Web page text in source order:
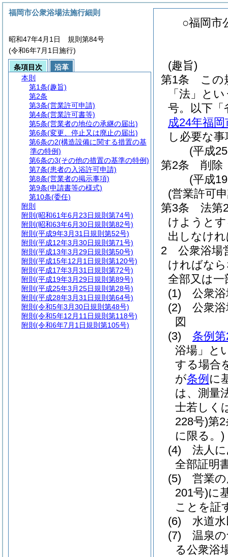
○福岡市
(趣旨)
第1条
この
「法」と
号。以下「
成24年福
し必要な
(平成
第2条
削除
(平成
(営業許可
第3条
法第
けようと
出しなけ
2
公衆浴場
ければな
全部又は
(1)
公衆
(2)
公衆
図
(3)
条例
浴場」と
する場合
が条例 に
は、測量
士若しく
228号)第
に限る。)
(4)
法人
全部証明
(5)
営業
201号)に
ことを証
(6)
水道
(7)
温泉
る公衆浴
福岡市公衆浴場法施行細則
昭和47年4月1日 規則第84号
(令和6年7月1日施行)
条項目次
沿革
本則
第1条(趣旨)
第2条
第3条(営業許可申請)
第4条(営業許可書等)
第5条(営業者の地位の承継の届出)
第6条(変更、停止又は廃止の届出)
第6条の2(構造設備に関する措置の基
準の特例)
第6条の3(その他の措置の基準の特例)
第7条(患者の入浴許可申請)
第8条(営業者の掲示事項)
第9条(申請書等の様式)
第10条(委任)
附則
附則 (昭和61年6月23日規則第74号)
附則 (昭和63年6月30日規則第82号)
附則 (平成9年3月31日規則第52号)
附則 (平成12年3月30日規則第71号)
附則 (平成13年3月29日規則第50号)
附則 (平成15年12月1日規則第120号)
附則 (平成17年3月31日規則第72号)
附則 (平成19年3月29日規則第89号)
附則 (平成25年3月25日規則第28号)
附則 (平成28年3月31日規則第64号)
附則 (令和5年3月30日規則第48号)
附則 (令和5年12月11日規則第118号)
附則 (令和6年7月1日規則第105号)